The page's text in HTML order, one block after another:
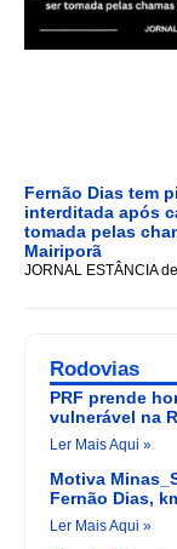
Fernão Dias tem
interditada após
tomada pelas
Mairiporã
JORNAL ESTÂNCIA
Rodovias
PRF prende
vulnerável na
Ler Mais Aqui »
Motiva
Fernão Dias,
Ler Mais Aqui »